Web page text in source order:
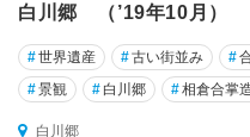
白川郷 （’19年10月）
#世界遺産 #古い街並み #
#景観 # 白川郷 #相倉合掌
白川郷